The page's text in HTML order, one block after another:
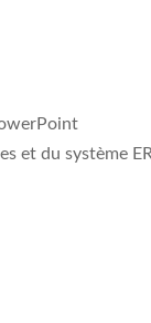
et du système